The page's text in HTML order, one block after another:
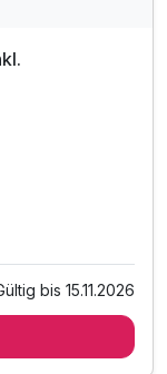
bis 15.11.2026